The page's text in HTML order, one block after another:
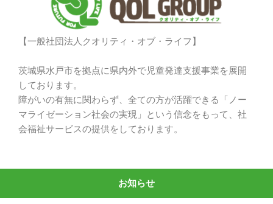
【一般社団法人クオリティ・オブ・ライフ】
茨城県水戸市を拠点に県内外で児童発達支援事業を展開
しております。
障がいの有無に関わらず、全ての方が活躍できる「ノー
マライゼーション社会の実現」という信念をもって、社
会福祉サービスの提供をしております。
お知らせ